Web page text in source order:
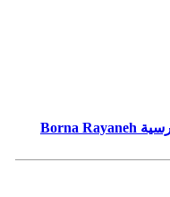
تحميل مجموعة خطوط برنا رايانه الفارسية Borna Rayaneh